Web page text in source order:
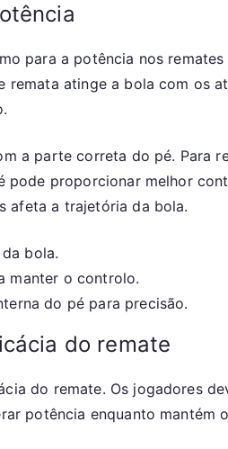
para a potência nos remates
atinge a bola com os
a parte correta do pé. Para
proporcionar melhor
afeta a trajetória da bola.
bola.
manter o controlo.
do pé para precisão.
do remate
do remate. Os jogadores
potência enquanto